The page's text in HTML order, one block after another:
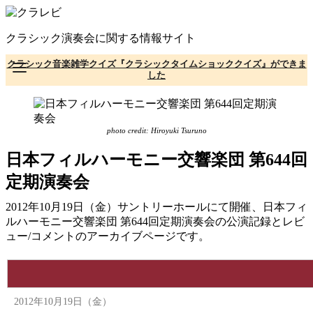
コ
テ
ン
ツ
へ
クラシック演奏会に関する情報サイト
クラシック音楽雑学クイズ『クラシックタイムショッククイズ』ができま
した
photo credit: Hiroyuki Tsuruno
日本フィルハーモニー交響楽団 第644回
定期演奏会
2012年10月19日（金）サントリーホールにて開催、日本フィ
ルハーモニー交響楽団 第644回定期演奏会の公演記録とレビ
ュー/コメントのアーカイブページです。
2012年10月19日（金）